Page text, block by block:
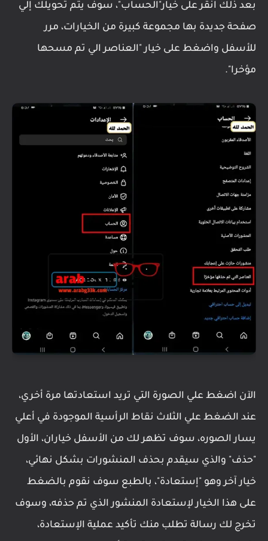
بعد ذلك انقر على خيار"الحساب"، سوف يتم تحويلك إلي
صفحة جديدة بها مجموعة كبيرة من الخيارات، مرر
للأسفل واضغط على خيار "العناصر الي تم مسحها
مؤخرا".
الآن اضغط علي الصورة التي تريد استعادتها مرة أخري،
عند الضغط علي الثلاث نقاط الرأسية الموجودة في أعلي
يسار الصوره، سوف تظهر لك من الأسفل خياران، الأول
"حذف" والذي سيقدم بحذف المنشورات بشكل نهائي،
خيار آخر وهو "إستعادة"، بالطبع سوف نقوم بالضغط
على هذا الخيار لإستعادة المنشور الذي تم حذفه، وسوف
تخرج لك رسالة تطلب منك تأكيد عملية الإستعادة،